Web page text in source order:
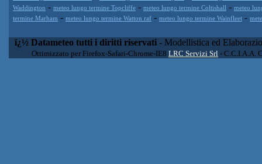
Waddington - meteo lungo termine Topcliffe - meteo lungo termine Coltishall - meteo
termine Marham - meteo lungo termine Watton raf - meteo lungo termine Wainfleet -
ï¿½ Datameteo tutti i diritti riservati - Modellistica ed
Ottimizzato per Firefox-Safari-Chrome-IE8 LRC Servizi Srl - C.C.I.A.A.